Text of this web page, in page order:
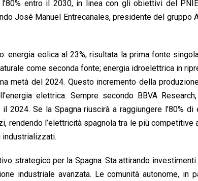
entro il 2030, in linea con gli obiettivi del
José Manuel Entrecanales, presidente del gruppo
eolica al 23%, risultata la prima fonte
come seconda fonte; energia idroelettrica in
metà del 2024. Questo incremento della
elettrica. Sempre secondo BBVA
2024. Se la Spagna riuscirà a raggiungere l’80% di
rendendo l’elettricità spagnola tra le più competitive
industrializzati.
strategico per la Spagna. Sta attirando
industriale avanzata. Le comunità autonome, in